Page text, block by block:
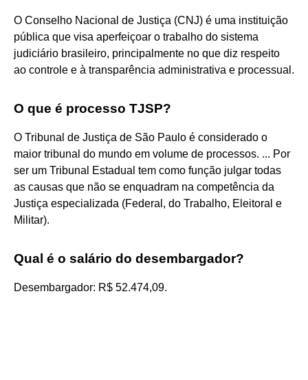
O Conselho Nacional de Justiça (CNJ) é uma instituição
pública que visa aperfeiçoar o trabalho do sistema
judiciário brasileiro, principalmente no que diz respeito
ao controle e à transparência administrativa e processual.
O que é processo TJSP?
O Tribunal de Justiça de São Paulo é considerado o
maior tribunal do mundo em volume de processos. ... Por
ser um Tribunal Estadual tem como função julgar todas
as causas que não se enquadram na competência da
Justiça especializada (Federal, do Trabalho, Eleitoral e
Militar).
Qual é o salário do desembargador?
Desembargador: R$ 52.474,09.